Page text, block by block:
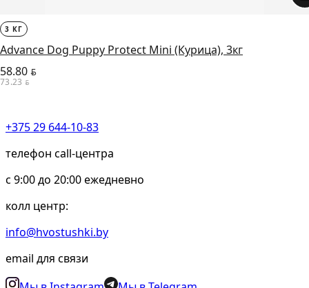
3 КГ
Advance Dog Puppy Protect Mini (Курица), 3кг
58.80 BYN
73.23 BYN
+375 29 644-10-83
телефон call-центра
c 9:00 до 20:00 ежедневно
колл центр:
info@hvostushki.by
email для связи